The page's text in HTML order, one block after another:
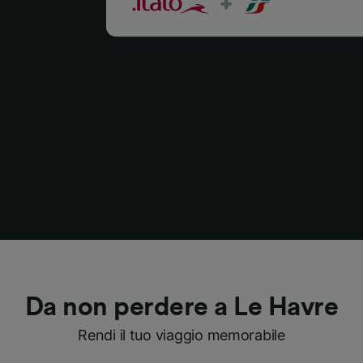
Da non perdere a Le Havre
Rendi il tuo viaggio memorabile